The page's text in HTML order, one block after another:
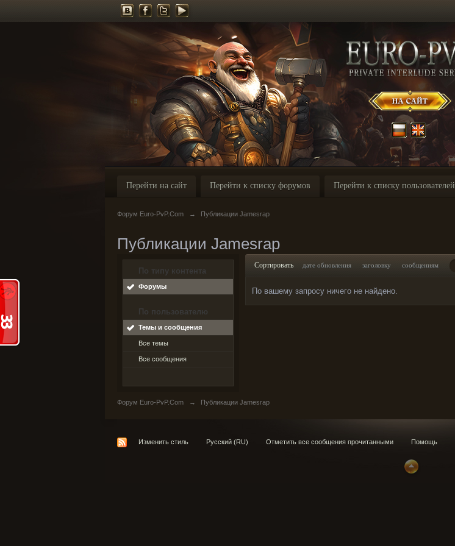
Перейти на сайт Перейти к списку форумов Перейти к списку пользователей
Форум Euro-PvP.Com → Публикации Jamesrap
Публикации Jamesrap
По типу контента
Форумы
По пользователю
Темы и сообщения
Все темы
Все сообщения
Сортировать дате обновления заголовку сообщениям
По вашему запросу ничего не найдено.
Форум Euro-PvP.Com → Публикации Jamesrap
Изменить стиль Русский (RU) Отметить все сообщения прочитанными Помощь